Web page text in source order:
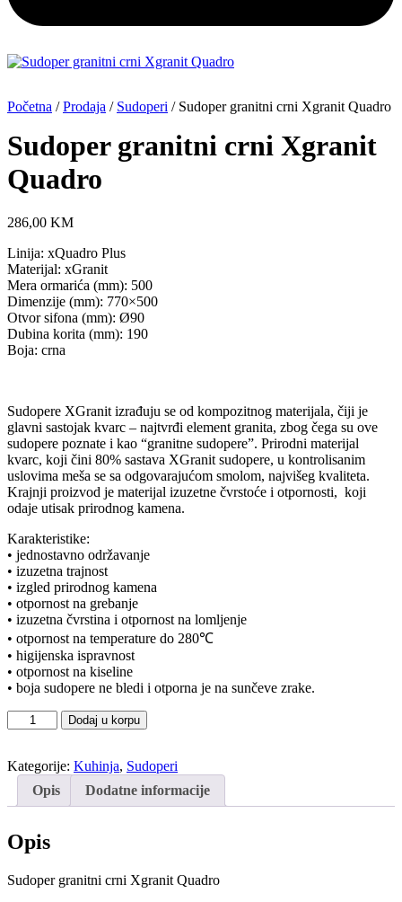
Početna /Prodaja / Sudoperi / Sudoper granitni crni Xgranit Quadro
Sudoper granitni crni Xgranit
Quadro
286,00 KM
Linija: xQuadro Plus
Materijal: xGranit
Mera ormarića (mm): 500
Dimenzije (mm): 770×500
Otvor sifona (mm): Ø90
Dubina korita (mm): 190
Boja: crna
Sudopere XGranit izrađuju se od kompozitnog materijala, čiji je
glavni sastojak kvarc – najtvrđi element granita, zbog čega su ove
sudopere poznate i kao “granitne sudopere”. Prirodni materijal
kvarc, koji čini 80% sastava XGranit sudopere, u kontrolisanim
uslovima meša se sa odgovarajućom smolom, najvišeg kvaliteta.
Krajnji proizvod je materijal izuzetne čvrstoće i otpornosti, koji
odaje utisak prirodnog kamena.
Karakteristike:
• jednostavno održavanje
• izuzetna trajnost
• izgled prirodnog kamena
• otpornost na grebanje
• izuzetna čvrstina i otpornost na lomljenje
• otpornost na temperature do 280℃
• higijenska ispravnost
• otpornost na kiseline
• boja sudopere ne bledi i otporna je na sunčeve zrake.
Sudoper
granitni
Xgranit
Quadro
količina
Dodaj u korpu
Kategorije: Kuhinja, Sudoperi
Opis
Dodatne informacije
Opis
Sudoper granitni crni Xgranit Quadro